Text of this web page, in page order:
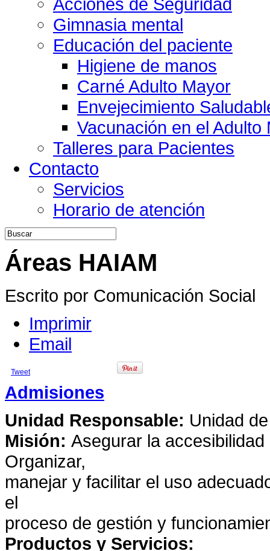
Gimnasia mental
Educación del paciente
Higiene de manos
Carné Adulto Mayor
Envejecimiento
Vacunación en el Adulto
Talleres para Pacientes
Contacto
Servicios
Horario de atención
Áreas HAIAM
Escrito por Comunicación Social
Imprimir
Email
Tweet
Admisiones
Unidad Responsable: Unidad
Misión: Asegurar la
Organizar,
manejar y facilitar el uso
el
proceso de gestión y
Productos y Servicios: